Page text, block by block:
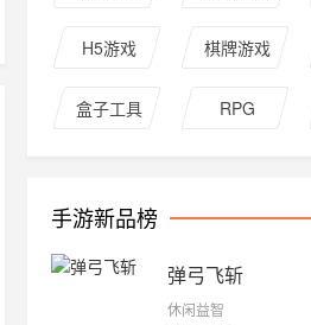
H5游戏 棋牌游戏
盒子工具 RPG
手游新品榜
弹弓飞斩
休闲益智